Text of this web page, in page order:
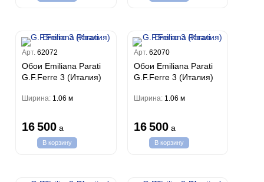
Арт.62072
Обои Emiliana Parati
G.F.Ferre 3 (Италия)
Ширина: 1.06 м
16 500 a
В корзину
Арт. 62070
Обои Emiliana Parati
G.F.Ferre 3 (Италия)
Ширина: 1.06 м
16 500 a
В корзину